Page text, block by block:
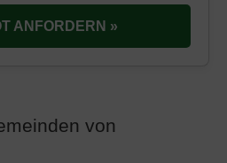
ANFORDERN »
von